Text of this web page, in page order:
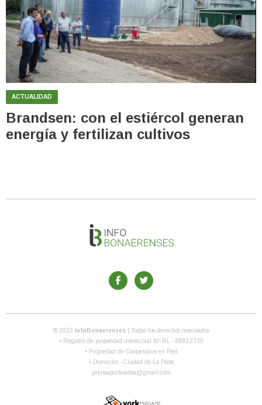
ACTUALIDAD
Brandsen: con el estiércol generan
energía y fertilizan cultivos
© 2023 InfoBonaerenses
| Todos los derechos reservados
• Registro de propiedad intelectual Nº RL - 88812730
• Propiedad de Cooperativa en Red
• Domicilio - Ciudad de La Plata
prensaportalesba@gmail.com